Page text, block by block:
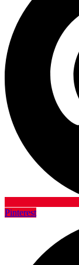
Pinterest